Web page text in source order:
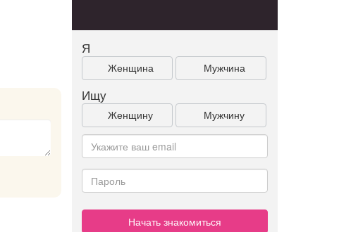
Я
Женщина Мужчина
Ищу
Женщину Мужчину
Начать знакомиться